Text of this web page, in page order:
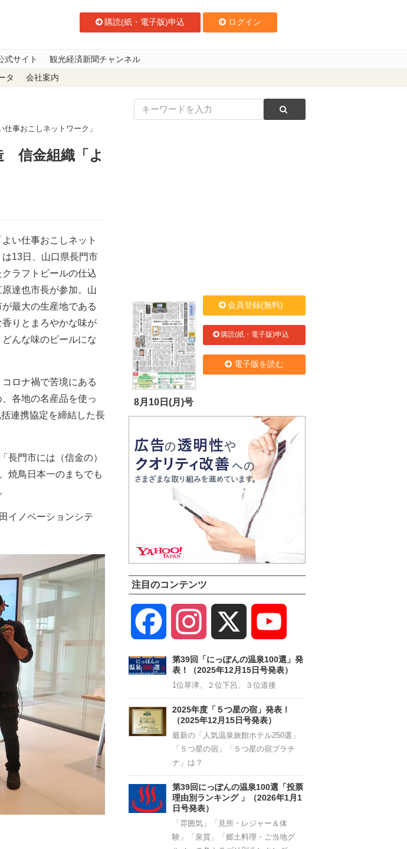
購読(紙・電子版)申込 ログイン
式サイト 観光経済新聞チャンネル
タ 会社案内
事おこしネットワーク」
信金組織「よ
い仕事おこしネット
13日、山口県長門市
ラフトビールの仕込
達也市長が参加。山
最大の生産地である
りとまろやかな味が
んな味のビールにな
ロナ禍で苦境にある
各地の名産品を使っ
連携協定を締結した長
門市には（信金の）
焼鳥日本一のまちでも
イノベーションシテ
8月10日(月)号
会員登録(無料)
購読(紙・電子版)申込
電子版を読む
注目のコンテンツ
Facebook Instagram
Channel
第39回「にっぽんの温泉100選」発
表！（2025年12月15日号発表）
1位草津、２位下呂、３位道後
2025年度「５つ星の宿」発表！
（2025年12月15日号発表）
最新の「人気温泉旅館ホテル250選」
「５つ星の宿」「５つ星の宿プラチ
ナ」は？
第39回にっぽんの温泉100選「投票
理由別ランキング 」（2026年1月1
日号発表）
「雰囲気」「見所・レジャー＆体
験」「泉質」「郷土料理・ご当地グ